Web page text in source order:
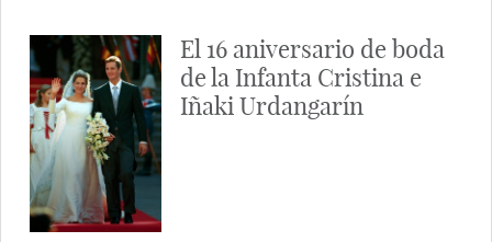
El 16 aniversario de boda
de la Infanta Cristina e
Iñaki Urdangarín